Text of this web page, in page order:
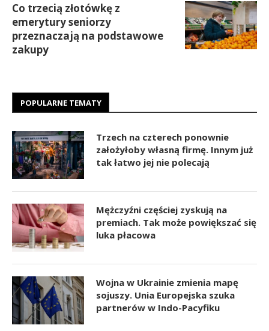
Co trzecią złotówkę z
emerytury seniorzy
przeznaczają na podstawowe
zakupy
POPULARNE TEMATY
Trzech na czterech ponownie
założyłoby własną firmę. Innym już
tak łatwo jej nie polecają
Mężczyźni częściej zyskują na
premiach. Tak może powiększać się
luka płacowa
Wojna w Ukrainie zmienia mapę
sojuszy. Unia Europejska szuka
partnerów w Indo-Pacyfiku